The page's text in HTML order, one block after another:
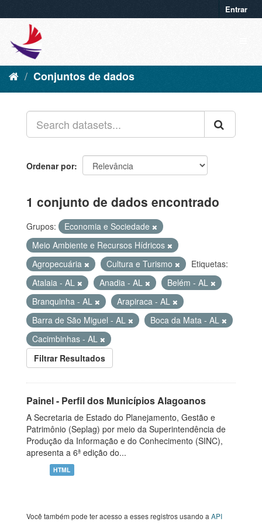
Entrar
Conjuntos de dados
Ordenar por
1 conjunto de dados encontrado
Grupos:
Economia e Sociedade
Meio Ambiente e Recursos Hídricos
Agropecuária
Cultura e Turismo
Etiquetas:
Atalaia - AL
Anadia - AL
Belém - AL
Branquinha - AL
Arapiraca - AL
Barra de São Miguel - AL
Boca da Mata - AL
Cacimbinhas - AL
Filtrar Resultados
Painel - Perfil dos Municípios Alagoanos
A Secretaria de Estado do Planejamento, Gestão e
Patrimônio (Seplag) por meio da Superintendência de
Produção da Informação e do Conhecimento (SINC),
apresenta a 6ª edição do...
HTML
Você também pode ter acesso a esses registros usando a API